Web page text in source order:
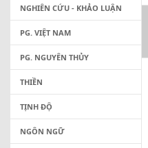
NGHIÊN CỨU - KHẢO LUẬN
PG. VIỆT NAM
PG. NGUYÊN THỦY
THIỀN
TỊNH ĐỘ
NGÔN NGỮ